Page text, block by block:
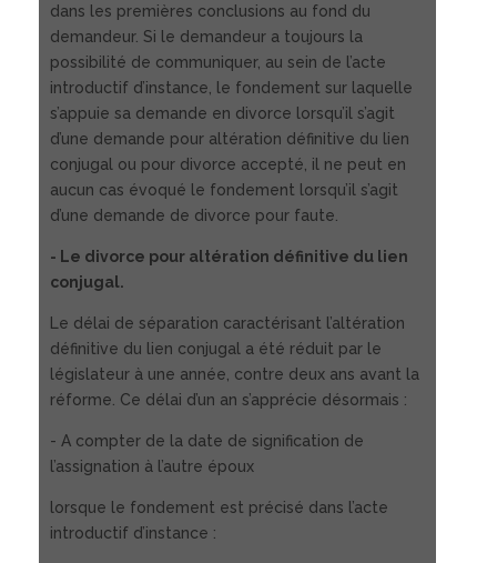
dans les premières conclusions au fond du
demandeur. Si le demandeur a toujours la
possibilité de communiquer, au sein de l’acte
introductif d’instance, le fondement sur laquelle
s’appuie sa demande en divorce lorsqu’il s’agit
d’une demande pour altération définitive du lien
conjugal ou pour divorce accepté, il ne peut en
aucun cas évoqué le fondement lorsqu’il s’agit
d’une demande de divorce pour faute.
- Le divorce pour altération définitive du lien
conjugal.
Le délai de séparation caractérisant l’altération
définitive du lien conjugal a été réduit par le
législateur à une année, contre deux ans avant la
réforme. Ce délai d’un an s’apprécie désormais :
- A compter de la date de signification de
l’assignation à l’autre époux
lorsque le fondement est précisé dans l’acte
introductif d’instance :